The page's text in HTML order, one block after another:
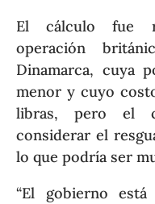
El cálculo fue
operación
Dinamarca, cuya
menor y cuyo
libras, pero el
considerar el
lo que podría ser
“El gobierno